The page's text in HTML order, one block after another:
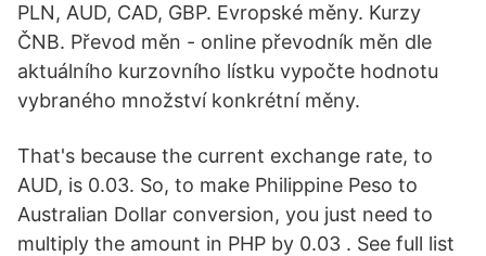
PLN, AUD, CAD, GBP. Evropské měny. Kurzy
ČNB. Převod měn - online převodník měn dle
aktuálního kurzovního lístku vypočte hodnotu
vybraného množství konkrétní měny.
That's because the current exchange rate, to
AUD, is 0.03. So, to make Philippine Peso to
Australian Dollar conversion, you just need to
multiply the amount in PHP by 0.03 . See full list